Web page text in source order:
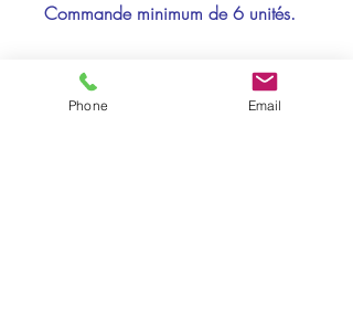
Commande minimum de 6 unités.
Compatibilité de l'imprimante :
Phone Email